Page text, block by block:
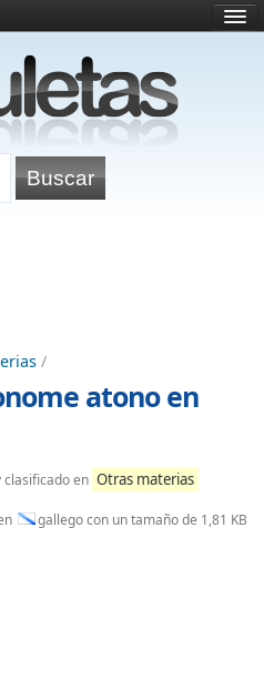
/
atono en
clasificado en Otras materias
gallego con un tamaño de 1,81 KB